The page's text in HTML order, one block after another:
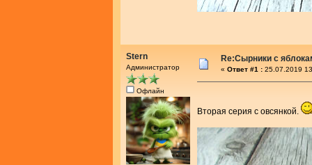
Stern
Администратор
Офлайн
Re:Сырники с
« Ответ #1 : 25.07.2019
Вторая серия с овсянкой.